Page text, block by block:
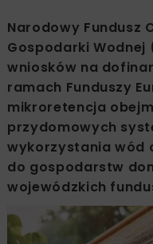
Narodowy Fundusz
Gospodarki Wodnej
wniosków na
ramach Funduszy
mikroretencja
przydomowych
wykorzystania wód
do gospodarstw
wojewódzkich